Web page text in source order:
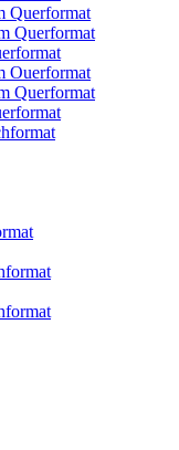
Querformat
Querformat
Ouerformat
Querformat